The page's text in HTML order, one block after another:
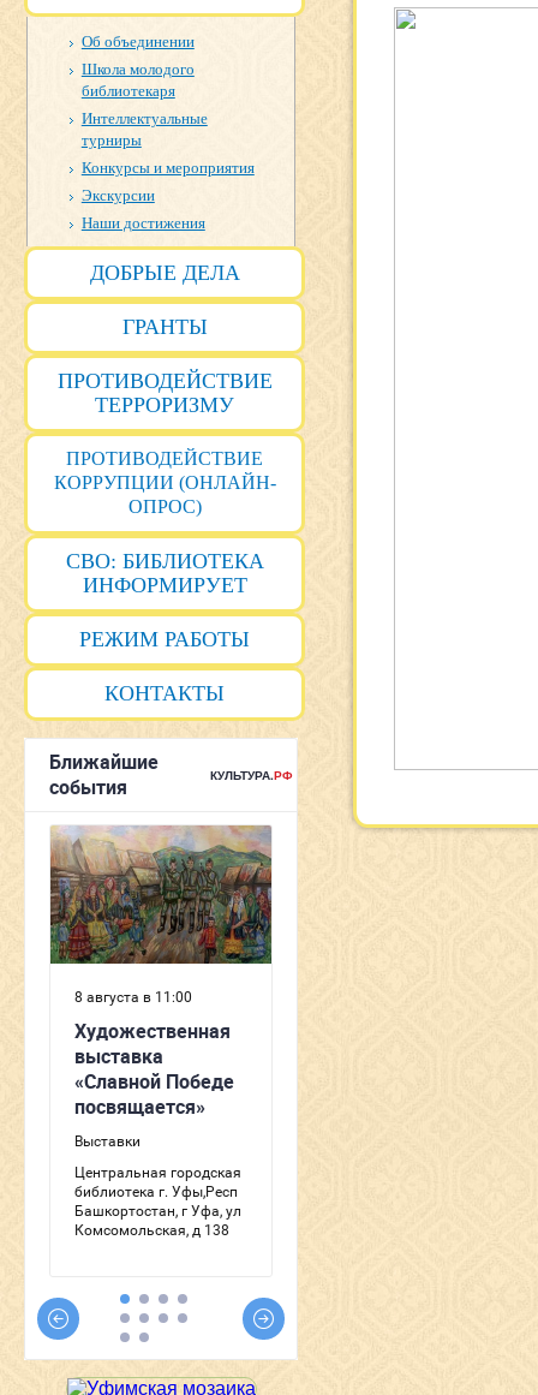
Об объединении
Школа молодого
библиотекаря
Интеллектуальные
турниры
Конкурсы и мероприятия
Экскурсии
Наши достижения
ДОБРЫЕ ДЕЛА
ГРАНТЫ
ПРОТИВОДЕЙСТВИЕ
ТЕРРОРИЗМУ
ПРОТИВОДЕЙСТВИЕ
КОРРУПЦИИ (ОНЛАЙН-
ОПРОС)
СВО: БИБЛИОТЕКА
ИНФОРМИРУЕТ
РЕЖИМ РАБОТЫ
КОНТАКТЫ